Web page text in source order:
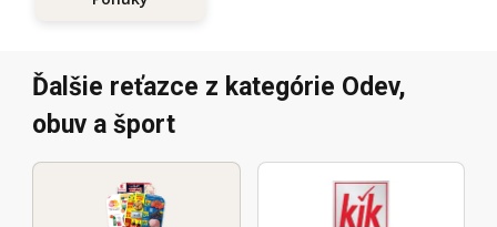
Ďalšie reťazce z kategórie Odev,
obuv a šport